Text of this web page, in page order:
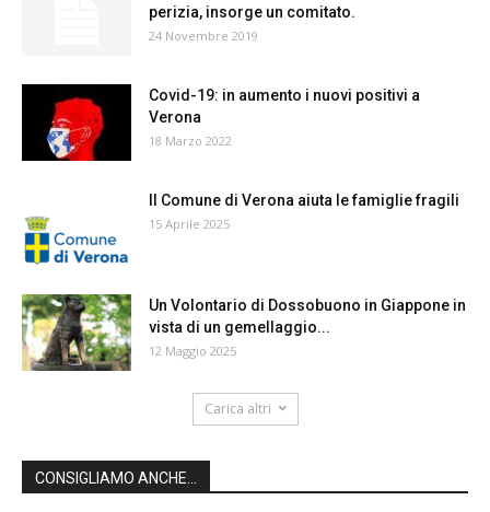
perizia, insorge un comitato.
24 Novembre 2019
Covid-19: in aumento i nuovi positivi a
Verona
18 Marzo 2022
Il Comune di Verona aiuta le famiglie fragili
15 Aprile 2025
Un Volontario di Dossobuono in Giappone in
vista di un gemellaggio...
12 Maggio 2025
Carica altri
CONSIGLIAMO ANCHE...